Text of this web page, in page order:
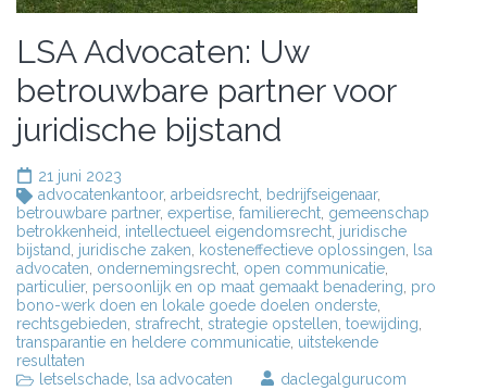
LSA Advocaten: Uw
betrouwbare partner voor
juridische bijstand
21 juni 2023
advocatenkantoor, arbeidsrecht bedrijfseigenaar,
betrouwbare partner, expertise familierecht gemeenschap
betrokkenheid
intellectueel eigendomsrecht juridische
bijstand
juridische zaken kosteneffectieve oplossingen
lsa
advocaten ondernemingsrecht open communicatie
particulier, persoonlijk en op maat gemaakt benadering pro
bono-werk doen en lokale goede doelen onderste
rechtsgebieden strafrecht strategie opstellen toewijding
transparantie en heldere communicatie uitstekende
resultaten
letselschade
lsa advocaten daclegalgurucom